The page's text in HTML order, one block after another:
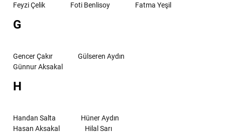
Feyzi Çelik
Foti Benlisoy Fatma Yeşil
G
Gencer Çakır
Gülseren Aydın
Günnur Aksakal
H
Handan Salta
Hüner Aydın
Hasan Aksakal
Hilal Sarı